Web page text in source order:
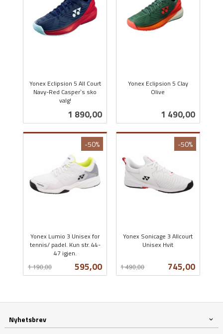
Yonex Eclipsion 5 All Court
Navy-Red Casper`s sko
valg!
Pris
1 890,00
Yonex Eclipsion 5 Clay
Olive
Pris
1 490,00
Yonex Lumio 3 Unisex for
tennis/ padel. Kun str. 44-
47 igjen.
Tilbud
595,00
1 190,00
-50%
mva.
Yonex Sonicage 3 Allcourt
Unisex Hvit
Tilbud
745,00
1 490,00
-50%
Nyhetsbrev